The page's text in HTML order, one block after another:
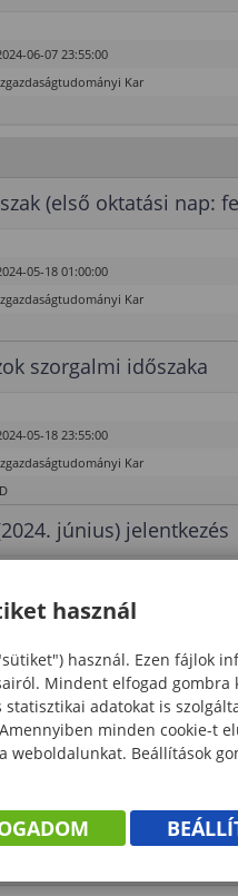
06-07 23:55:00
Kar
(első oktatási nap:
05-18 01:00:00
Kar
szorgalmi időszaka
05-18 23:55:00
Kar
június) jelentkezés
05-16 23:55:00
jelentkezési időszak
06-07 23:55:00
használ
használ. Ezen fájlok
Mindent elfogad gombra
statisztikai adatokat is
minden cookie-t
weboldalunkat. Beállítások